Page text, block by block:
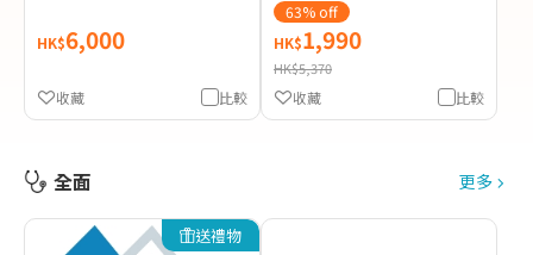
HK$6,000
比較
收藏
63% off
HK$1,990
HK$5,370
比較
收藏
全面 更多
送禮物